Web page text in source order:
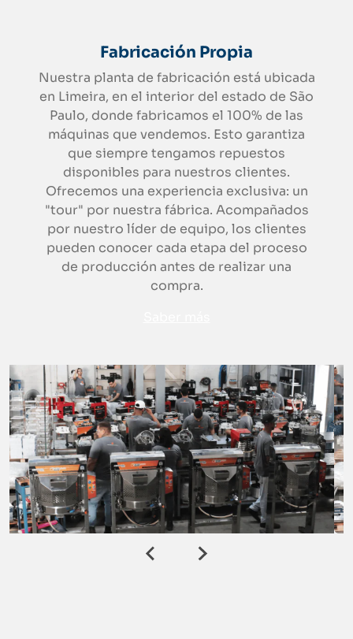
Fabricación Propia
Nuestra planta de fabricación está ubicada
en Limeira, en el interior del estado de São
Paulo, donde fabricamos el 100% de las
máquinas que vendemos. Esto garantiza
que siempre tengamos repuestos
disponibles para nuestros clientes.
Ofrecemos una experiencia exclusiva: un
"tour" por nuestra fábrica. Acompañados
por nuestro líder de equipo, los clientes
pueden conocer cada etapa del proceso
de producción antes de realizar una
compra.